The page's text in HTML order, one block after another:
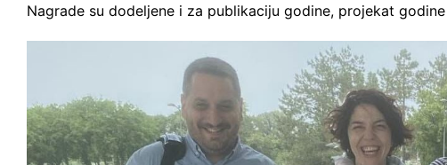
Nagrade su dodeljene i za publikaciju godine, projekat